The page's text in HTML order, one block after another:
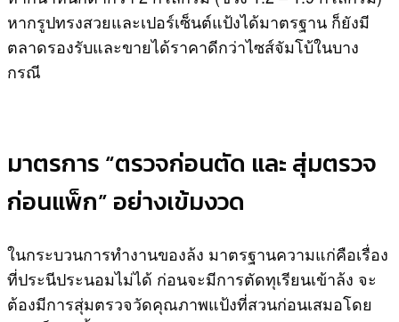
หากรูปทรงสวยและเปอร์เซ็นต์แป้งได้มาตรฐาน ก็ยังมี
ตลาดรองรับและขายได้ราคาดีกว่าไซส์จัมโบ้ในบาง
กรณี
มาตรการ “ตรวจก่อนตัด และ สุ่มตรวจ
ก่อนแพ็ก” อย่างเข้มงวด
ในกระบวนการทำงานของล้ง มาตรฐานความแก่คือเรื่อง
ที่ประนีประนอมไม่ได้ ก่อนจะมีการตัดทุเรียนเข้าล้ง จะ
ต้องมีการสุ่มตรวจวัดคุณภาพแป้งที่สวนก่อนเสมอโดย